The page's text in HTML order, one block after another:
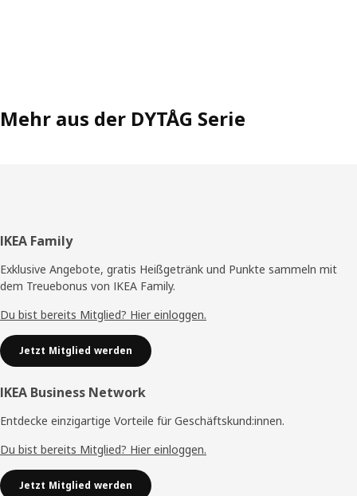
Mehr aus der DYTÅG Serie
Fußzeile
IKEA Family
Exklusive Angebote, gratis Heißgetränk und Punkte sammeln mit
dem Treuebonus von IKEA Family.
Du bist bereits Mitglied? Hier einloggen.
Jetzt Mitglied werden
IKEA Business Network
Entdecke einzigartige Vorteile für Geschäftskund:innen.
Du bist bereits Mitglied? Hier einloggen.
Jetzt Mitglied werden